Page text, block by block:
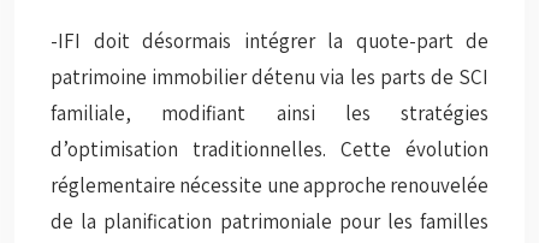
-IFI doit désormais intégrer la quote-part de
patrimoine immobilier détenu via les parts de SCI
familiale, modifiant ainsi les stratégies
d’optimisation traditionnelles. Cette évolution
réglementaire nécessite une approche renouvelée
de la planification patrimoniale pour les familles